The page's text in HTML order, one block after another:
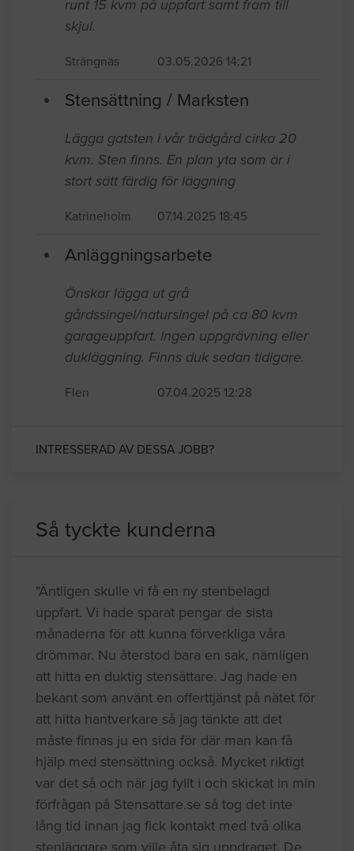
runt 15 kvm på uppfart samt fram till
skjul.
Strängnäs 03.05.2026 14:21
Stensättning / Marksten
Lägga gatsten i vår trädgård cirka 20
kvm. Sten finns. En plan yta som är i
stort sätt färdig för läggning
Katrineholm 07.14.2025 18:45
Anläggningsarbete
Önskar lägga ut grå
gårdssingel/natursingel på ca 80 kvm
garageuppfart. Ingen uppgrävning eller
dukläggning. Finns duk sedan tidigare.
Flen 07.04.2025 12:28
INTRESSERAD AV DESSA JOBB?
Så tyckte kunderna
"Äntligen skulle vi få en ny stenbelagd
uppfart. Vi hade sparat pengar de sista
månaderna för att kunna förverkliga våra
drömmar. Nu återstod bara en sak, nämligen
att hitta en duktig stensättare. Jag hade en
bekant som använt en offerttjänst på nätet för
att hitta hantverkare så jag tänkte att det
måste finnas ju en sida för där man kan få
hjälp med stensättning också. Mycket riktigt
var det så och när jag fyllt i och skickat in min
förfrågan på Stensattare.se så tog det inte
lång tid innan jag fick kontakt med två olika
stenläggare som ville åta sig uppdraget. De